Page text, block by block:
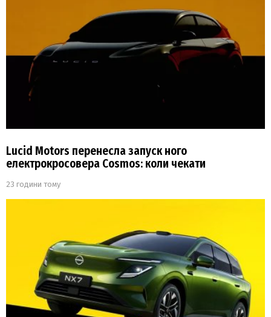
Lucid Motors перенесла запуск ного
електрокросовера Cosmos: коли чекати
23 години тому